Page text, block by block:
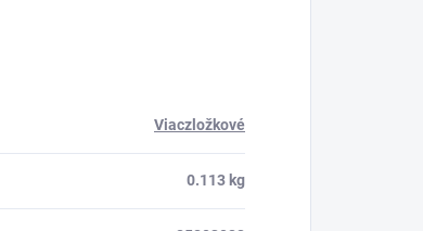
Viaczložkové
0.113 kg